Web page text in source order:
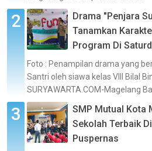
Drama "Penjara
Tanamkan
Program Di
Foto : Penampilan drama yang
Santri oleh siawa kelas VIII Bilal
SURYAWARTA.COM-Magelang
SMP Mutual Kota
Sekolah Terbaik
Puspernas